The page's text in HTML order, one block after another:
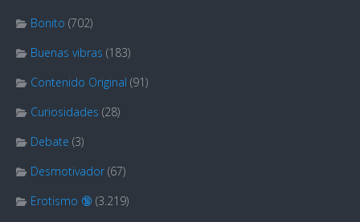
Bonito (702)
Buenas vibras (183)
Contenido Original (91)
Curiosidades (28)
Debate (3)
Desmotivador (67)
Erotismo 🔞 (3.219)